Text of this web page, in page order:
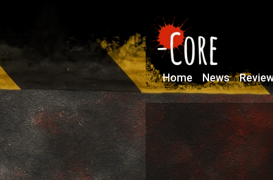
Home News